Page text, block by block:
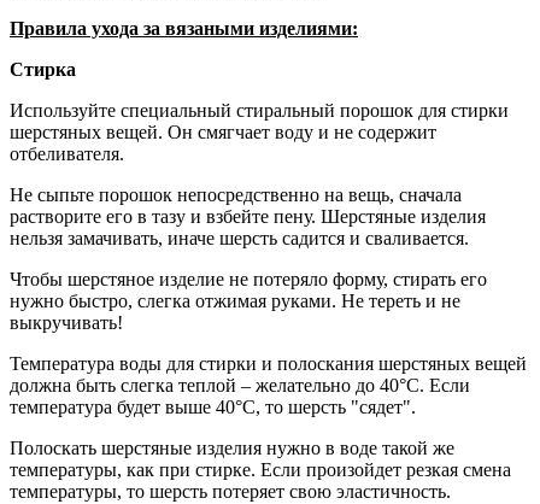
Правила ухода за вязаными изделиями:
Стирка
Используйте специальный стиральный порошок для стирки
шерстяных вещей. Он смягчает воду и не содержит
отбеливателя.
Не сыпьте порошок непосредственно на вещь, сначала
растворите его в тазу и взбейте пену. Шерстяные изделия
нельзя замачивать, иначе шерсть садится и сваливается.
Чтобы шерстяное изделие не потеряло форму, стирать его
нужно быстро, слегка отжимая руками. Не тереть и не
выкручивать!
Температура воды для стирки и полоскания шерстяных вещей
должна быть слегка теплой – желательно до 40°С. Если
температура будет выше 40°С, то шерсть "сядет".
Полоскать шерстяные изделия нужно в воде такой же
температуры, как при стирке. Если произойдет резкая смена
температуры, то шерсть потеряет свою эластичность.